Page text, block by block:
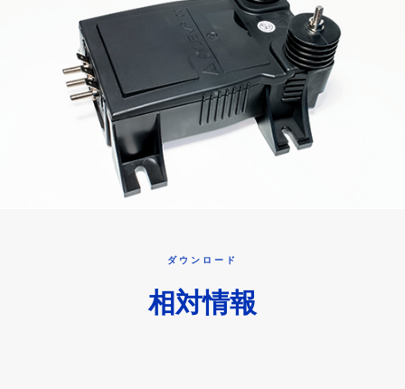
ダウンロード
相対情報